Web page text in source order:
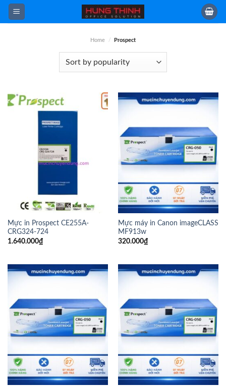
Skip
Home / Prospect
Mực in Prospect CE255A-
CRG324-724
1.640.000₫
Mực máy in Canon imageCLASS
MF913w
320.000₫